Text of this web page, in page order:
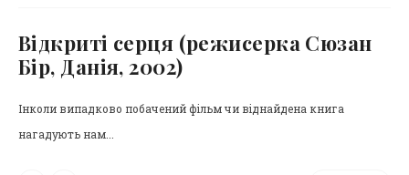
Відкриті серця (режисерка Сюзан
Бір, Данія, 2002)
Інколи випадково побачений фільм чи віднайдена книга
нагадують нам...